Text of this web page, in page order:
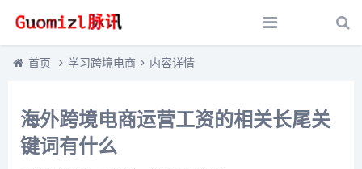
首页 学习跨境电商 内容详情
海外跨境电商运营工资的相关长尾关
键词有什么